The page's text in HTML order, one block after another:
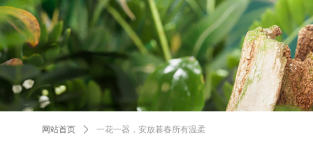
网站首页 ꄲ 一花一器，安放暮春所有温柔